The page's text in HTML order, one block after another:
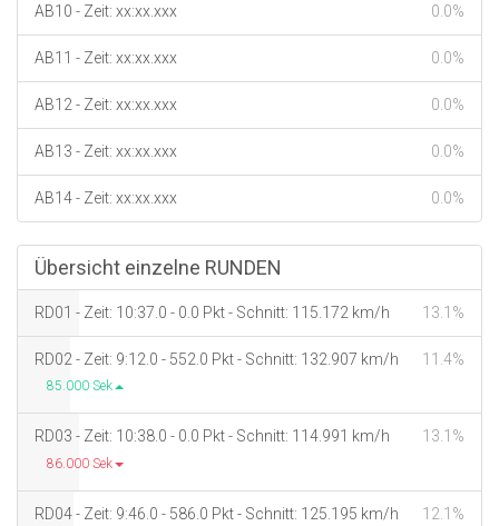
0.0%
AB10 - Zeit: xx:xx.xxx
0.0%
AB11 - Zeit: xx:xx.xxx
0.0%
AB12 - Zeit: xx:xx.xxx
0.0%
AB13 - Zeit: xx:xx.xxx
0.0%
AB14 - Zeit: xx:xx.xxx
Übersicht einzelne RUNDEN
13.1%
RD01 - Zeit: 10:37.0 - 0.0 Pkt - Schnitt: 115.172 km/h
11.4%
RD02 - Zeit: 9:12.0 - 552.0 Pkt - Schnitt: 132.907 km/h
85.000 Sek
13.1%
RD03 - Zeit: 10:38.0 - 0.0 Pkt - Schnitt: 114.991 km/h
86.000 Sek
12.1%
RD04 - Zeit: 9:46.0 - 586.0 Pkt - Schnitt: 125.195 km/h